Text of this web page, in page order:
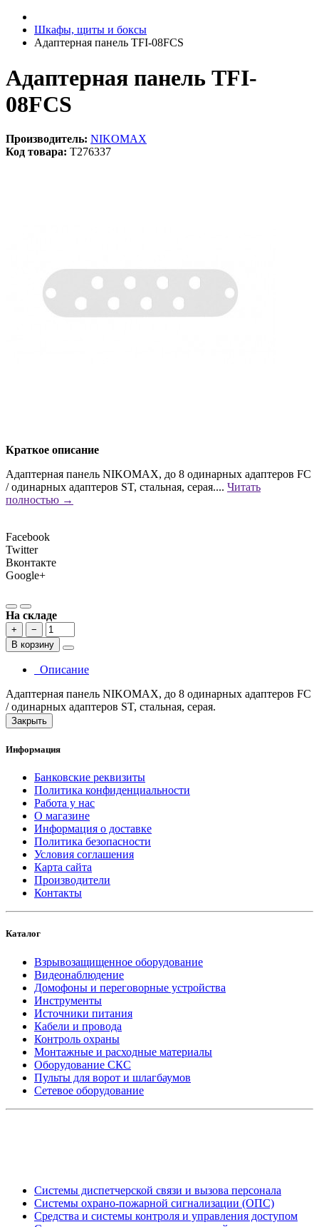
Шкафы, щиты и боксы
Адаптерная панель TFI-08FCS
Адаптерная панель TFI-
08FCS
Производитель: NIKOMAX
Код товара: T276337
Краткое описание
Адаптерная панель NIKOMAX, до 8 одинарных адаптеров FC
/ одинарных адаптеров ST, стальная, серая.... Читать
полностью →
Facebook
Twitter
Вконтакте
Google+
На складе
+
−
В корзину
Описание
Адаптерная панель NIKOMAX, до 8 одинарных адаптеров FC
/ одинарных адаптеров ST, стальная, серая.
Закрыть
Информация
Банковские реквизиты
Политика конфиденциальности
Работа у нас
О магазине
Информация о доставке
Политика безопасности
Условия соглашения
Карта сайта
Производители
Контакты
Каталог
Взрывозащищенное оборудование
Видеонаблюдение
Домофоны и переговорные устройства
Инструменты
Источники питания
Кабели и провода
Контроль охраны
Монтажные и расходные материалы
Оборудование СКС
Пульты для ворот и шлагбаумов
Сетевое оборудование
Системы диспетчерской связи и вызова персонала
Системы охрано-пожарной сигнализации (ОПС)
Средства и системы контроля и управления доступом